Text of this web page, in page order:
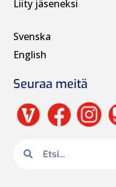
Liity jäseneksi
Svenska
English
Seuraa meitä